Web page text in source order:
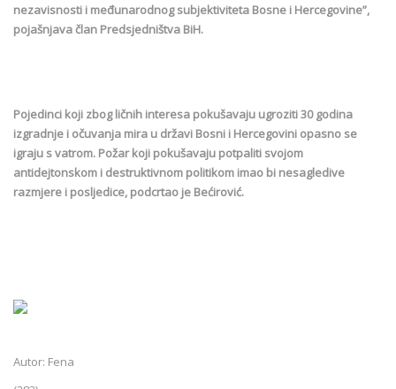
nezavisnosti i međunarodnog subjektiviteta Bosne i Hercegovine”,
pojašnjava član Predsjedništva BiH.
Pojedinci koji zbog ličnih interesa pokušavaju ugroziti 30 godina
izgradnje i očuvanja mira u državi Bosni i Hercegovini opasno se
igraju s vatrom. Požar koji pokušavaju potpaliti svojom
antidejtonskom i destruktivnom politikom imao bi nesagledive
razmjere i posljedice, podcrtao je Bećirović.
Autor: Fena